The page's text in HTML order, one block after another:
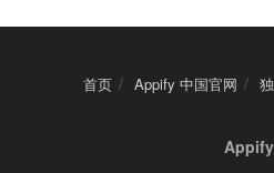
首页 Appify 中国官网
Appify